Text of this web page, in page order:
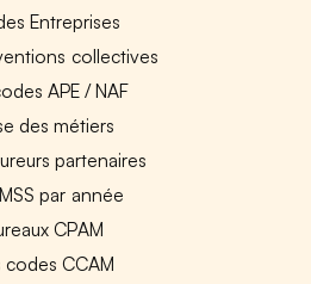
Entreprises
collectives
APE / NAF
des métiers
partenaires
par année
CPAM
codes CCAM